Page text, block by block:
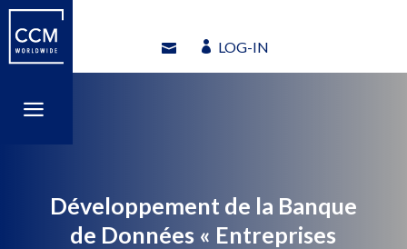
a
LOG-IN
a
LOG-IN
Développement de la Banque
de Données « Entreprises